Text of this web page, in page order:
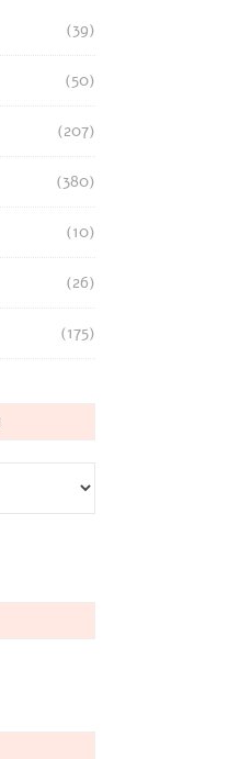
(39)
(50)
(207)
(380)
(10)
(26)
(175)